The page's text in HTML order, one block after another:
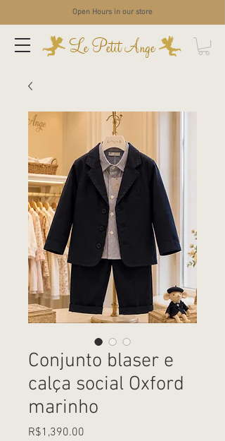
Open Hours in our store
Le Petit Ange
Conjunto blaser e
calça social Oxford
marinho
R$1,390.00